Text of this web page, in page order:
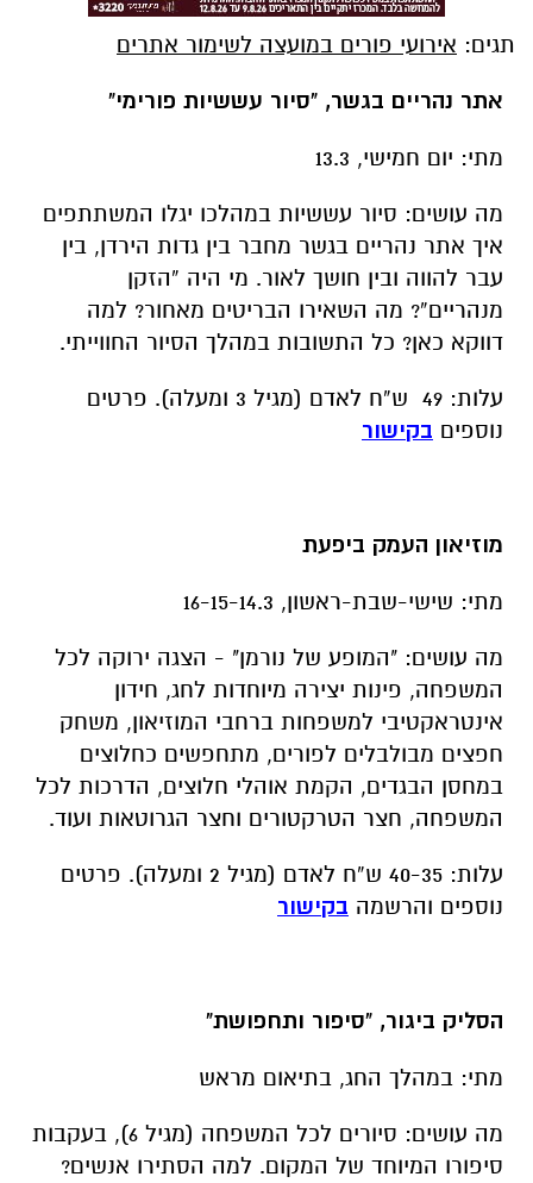
תגים: אירועי פורים במועצה לשימור אתרים
אתר נהריים בגשר, "סיור עששיות פורימי"
מתי: יום חמישי, 13.3
מה עושים: סיור עששיות במהלכו יגלו המשתתפים
איך אתר נהריים בגשר מחבר בין גדות הירדן, בין
עבר להווה ובין חושך לאור. מי היה “הזקן
מנהריים”? מה השאירו הבריטים מאחור? למה
דווקא כאן? כל התשובות במהלך הסיור החווייתי.
עלות: 49 ש”ח לאדם (מגיל 3 ומעלה). פרטים
נוספים בקישור
מוזיאון העמק ביפעת
מתי: שישי-שבת-ראשון, 16-15-14.3
מה עושים: "המופע של נורמן" - הצגה ירוקה לכל
המשפחה, פינות יצירה מיוחדות לחג, חידון
אינטראקטיבי למשפחות ברחבי המוזיאון, משחק
חפצים מבולבלים לפורים, מתחפשים כחלוצים
במחסן הבגדים, הקמת אוהלי חלוצים, הדרכות לכל
המשפחה, חצר הטרקטורים וחצר הגרוטאות ועוד.
עלות: 40-35 ש”ח לאדם (מגיל 2 ומעלה). פרטים
נוספים והרשמה בקישור
הסליק ביגור, "סיפור ותחפושת"
מתי: במהלך החג, בתיאום מראש
מה עושים: סיורים לכל המשפחה (מגיל 6), בעקבות
סיפורו המיוחד של המקום. למה הסתירו אנשים?